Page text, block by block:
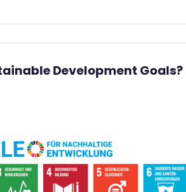
Development Goals?